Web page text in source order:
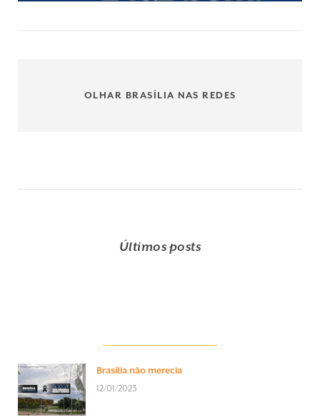
OLHAR BRASÍLIA NAS REDES
Últimos posts
Brasília não merecia
12/01/2023